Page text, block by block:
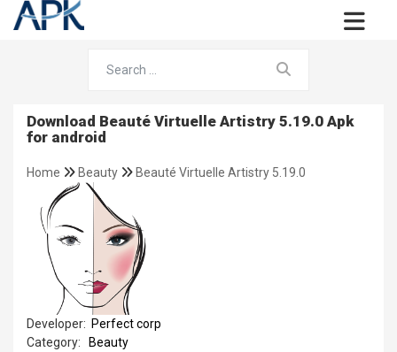
Download Beauté Virtuelle Artistry 5.19.0 Apk
for android
Home Beauty Beauté Virtuelle Artistry 5.19.0
Developer: Perfect corp
Category:
Beauty